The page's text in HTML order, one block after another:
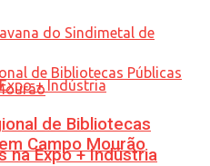
na Expo + Indústria
de Bibliotecas
Campo Mourão